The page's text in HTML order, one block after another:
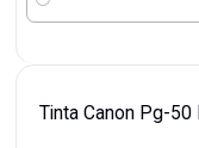
Cantidad
Tinta Canon Pg-50